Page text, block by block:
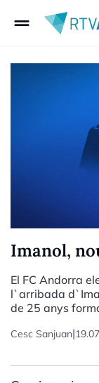
drag_handle
Imanol,
El FC Andorra
l`arribada
de 25 anys
Cesc Sanjuan|